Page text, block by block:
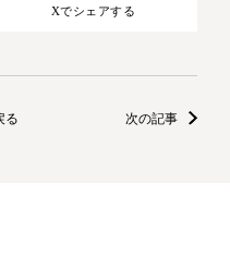
Xでシェアする
る 次の記事